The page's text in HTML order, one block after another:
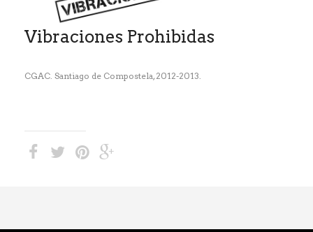
Vibraciones Prohibidas
CGAC. Santiago de Compostela, 2012-2013.